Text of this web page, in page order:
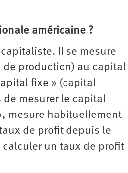
américaine ?
Il se mesure
production) au capital
fixe » (capital
mesurer le capital
mesure habituellement
de profit depuis le
calculer un taux de profit